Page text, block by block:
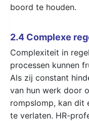
boord te houden.
2.4 Complexe
Complexiteit in
processen kunnen
Als zij constant
van hun werk door
rompslomp, kan dit
te verlaten. HR-